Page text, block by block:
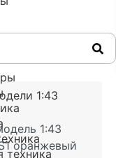
техника
1:43
1:43
оранжевый